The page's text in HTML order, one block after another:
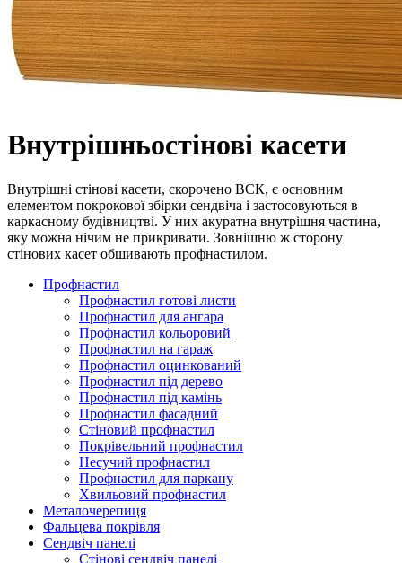
Внутрішньостінові касети
Внутрішні стінові касети, скорочено ВСК, є основним
елементом покрокової збірки сендвіча і застосовуються в
каркасному будівництві. У них акуратна внутрішня частина,
яку можна нічим не прикривати. Зовнішню ж сторону
стінових касет обшивають профнастилом.
Профнастил
Профнастил готові листи
Профнастил для ангара
Профнастил кольоровий
Профнастил на гараж
Профнастил оцинкований
Профнастил під дерево
Профнастил під камінь
Профнастил фасадний
Стіновий профнастил
Покрівельний профнастил
Несучий профнастил
Профнастил для паркану
Хвильовий профнастил
Металочерепиця
Фальцева покрівля
Сендвіч панелі
Стінові сендвіч панелі